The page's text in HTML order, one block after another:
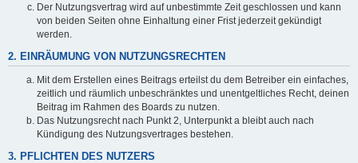
Der Nutzungsvertrag wird auf unbestimmte Zeit geschlossen und kann
von beiden Seiten ohne Einhaltung einer Frist jederzeit gekündigt
werden.
2. EINRÄUMUNG VON NUTZUNGSRECHTEN
Mit dem Erstellen eines Beitrags erteilst du dem Betreiber ein einfaches,
zeitlich und räumlich unbeschränktes und unentgeltliches Recht, deinen
Beitrag im Rahmen des Boards zu nutzen.
Das Nutzungsrecht nach Punkt 2, Unterpunkt a bleibt auch nach
Kündigung des Nutzungsvertrages bestehen.
3. PFLICHTEN DES NUTZERS